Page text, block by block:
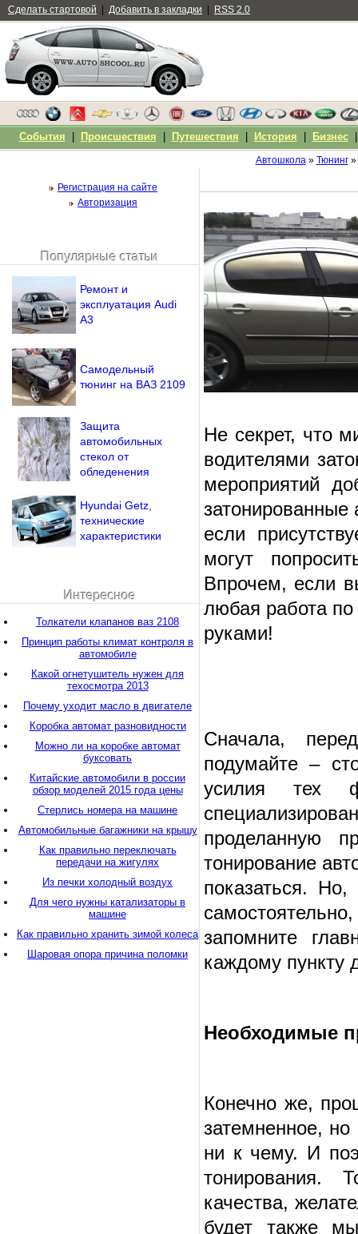
Автошкола» Тюнинг»
Не секрет, что
водителями
мероприятий
если
могут
Впрочем, если
любая работа по
руками!
Сначала,
подумайте –
усилия тех
проделанную
тонирование
показаться.
запомните
каждому пункту
Необходимые
Конечно же,
затемненное,
ни к чему. И
тонирования.
качества,
будет также
Регистрация на сайте
Авторизация
Напомнить пароль?
Популярные статьи
Ремонт и
эксплуатация Audi
A3
Самодельный
тюнинг на ВАЗ 2109
Защита
автомобильных
стекол от
обледенения
Hyundai Getz,
технические
характеристики
Интересное
Толкатели клапанов ваз 2108
Принцип работы климат контроля в
автомобиле
Какой огнетушитель нужен для
техосмотра 2013
Почему уходит масло в двигателе
Коробка автомат разновидности
Можно ли на коробке автомат
буксовать
Китайские автомобили в россии
обзор моделей 2015 года цены
Стерлись номера на машине
Автомобильные багажники на крышу
Как правильно переключать
передачи на жигулях
Из печки холодный воздух
Для чего нужны катализаторы в
машине
Как правильно хранить зимой колеса
Шаровая опора причина поломки
Сделать стартовой Добавить в закладки RSS 2.0
События Происшествия Путешествия История Бизнес